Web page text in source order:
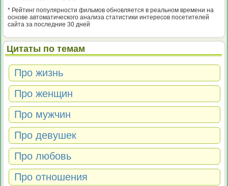
* Рейтинг популярности фильмов обновляется в реальном времени на
основе автоматического анализа статистики интересов посетителей
сайта за последние 30 дней
Цитаты по темам
Про жизнь
Про женщин
Про мужчин
Про девушек
Про любовь
Про отношения